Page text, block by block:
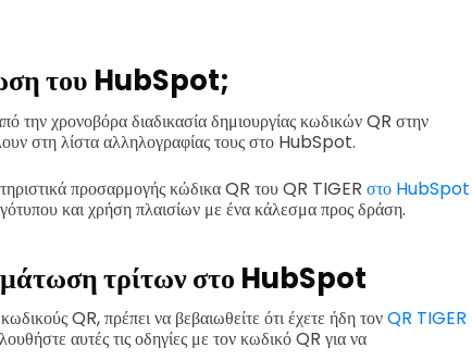
του HubSpot;
την χρονοβόρα διαδικασία δημιουργίας κωδικών QR στην
στη λίστα αλληλογραφίας τους στο HubSpot.
προσαρμογής κώδικα QR του QR TIGER στο HubSpot
και χρήση πλαισίων με ένα κάλεσμα προς δράση.
τρίτων στο HubSpot
QR, πρέπει να βεβαιωθείτε ότι έχετε ήδη τονQR TIGER
αυτές τις οδηγίες με τον κωδικό QR για να